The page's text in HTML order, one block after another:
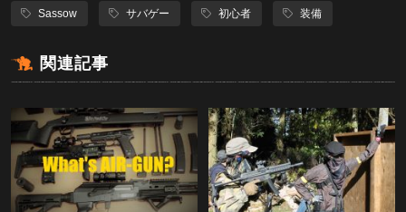
Sassow サバゲー 初心者 装備
関連記事